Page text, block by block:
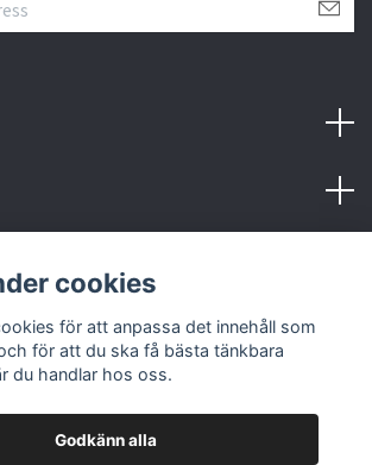
cookies
för att anpassa det innehåll som
för att du ska få bästa tänkbara
du handlar hos oss.
Godkänn alla